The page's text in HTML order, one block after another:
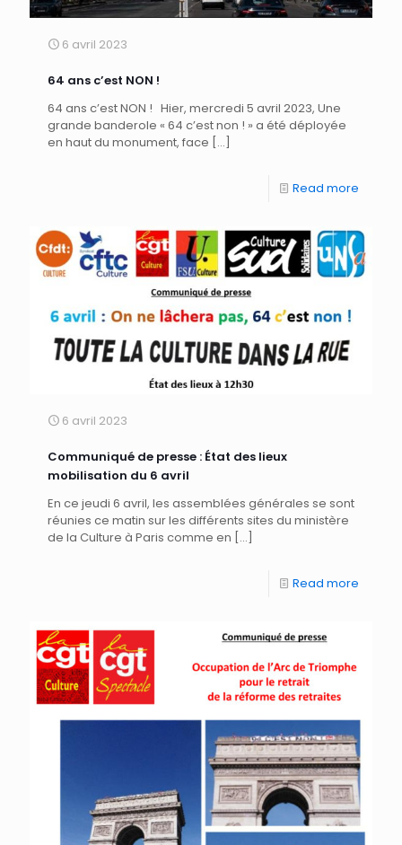
6 avril 2023
64 ans c’est NON !
64 ans c’est NON ! Hier, mercredi 5 avril 2023, Une
grande banderole « 64 c’est non ! » a été déployée
en haut du monument, face […]
Read more
6 avril 2023
Communiqué de presse : État des lieux
mobilisation du 6 avril
En ce jeudi 6 avril, les assemblées générales se sont
réunies ce matin sur les différents sites du ministère
de la Culture à Paris comme en […]
Read more